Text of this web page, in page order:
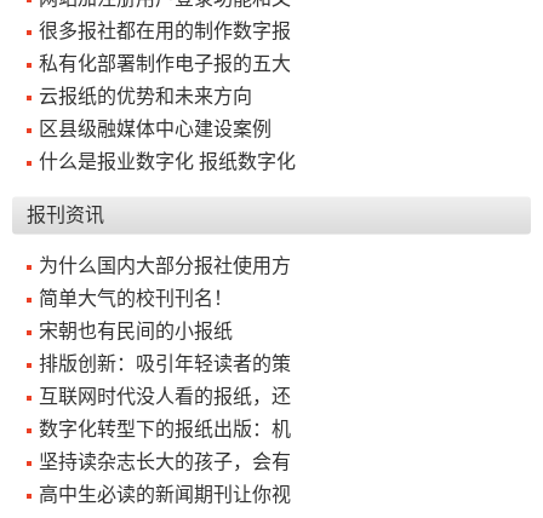
系
款
务
发
CMS
很多报社都在用的制作数字报
私有化部署制作电子报的五大
云报纸的优势和未来方向
区县级融媒体中心建设案例
什么是报业数字化 报纸数字化
报刊资讯
为什么国内大部分报社使用方
简单大气的校刊刊名！
宋朝也有民间的小报纸
排版创新：吸引年轻读者的策
互联网时代没人看的报纸，还
数字化转型下的报纸出版：机
坚持读杂志长大的孩子，会有
高中生必读的新闻期刊让你视